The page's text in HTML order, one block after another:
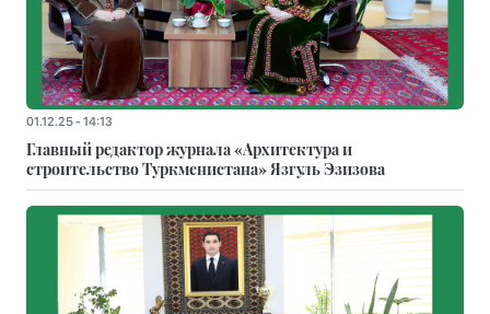
01.12.25 - 14:13
Главный редактор журнала «Архитектура и
строительство Туркменистана» Язгуль Эзизова